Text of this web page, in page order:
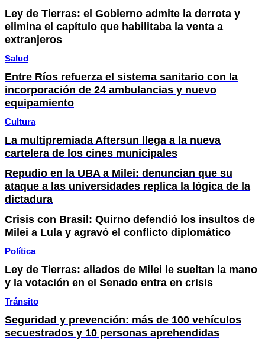
Ley de Tierras: el Gobierno admite la derrota y
elimina el capítulo que habilitaba la venta a
extranjeros
Salud
Entre Ríos refuerza el sistema sanitario con la
incorporación de 24 ambulancias y nuevo
equipamiento
Cultura
La multipremiada Aftersun llega a la nueva
cartelera de los cines municipales
Repudio en la UBA a Milei: denuncian que su
ataque a las universidades replica la lógica de la
dictadura
Crisis con Brasil: Quirno defendió los insultos de
Milei a Lula y agravó el conflicto diplomático
Política
Ley de Tierras: aliados de Milei le sueltan la mano
y la votación en el Senado entra en crisis
Tránsito
Seguridad y prevención: más de 100 vehículos
secuestrados y 10 personas aprehendidas